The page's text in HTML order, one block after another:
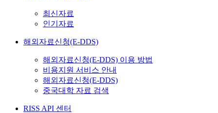
최신자료
인기자료
해외자료신청(E-DDS)
해외자료신청(E-DDS) 이용 방법
비용지원 서비스 안내
해외자료신청(E-DDS)
중국대학 자료 검색
RISS API 센터